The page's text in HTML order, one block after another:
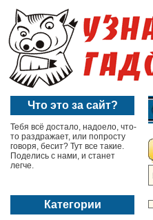
Что это за сайт?
Тебя всё достало, надоело, что-
то раздражает, или попросту
говоря, бесит? Тут все такие.
Поделись с нами, и станет
легче.
Категории